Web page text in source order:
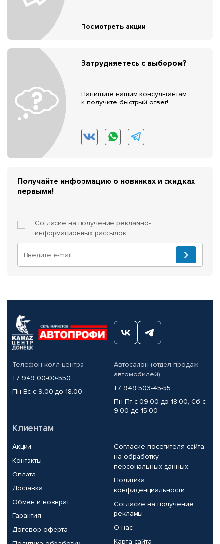
Посмотреть акции
Затрудняетесь с выбором?
Напишите нашим консультантам
и получите быстрый ответ!
Получайте информацию о новинках и скидках
первыми!
Согласие на получение рекламно-
информационных рассылок
Телефон колл-центра
+7 949 00-00-550
Пн-Вс с 9.00 до 18.00
Автосалон (отдел продаж
автомобилей)
+7 949 503-45-55
Пн-Пт с 09.00 до 18.00, Сб с
9.00 до 15.00
Клиентам
Акции
Контакты
Оплата
Доставка
Обмен и возврат
Гарантия
Договор-оферта
Согласие посетителя сайта
на обработку
персональных данных
Политика
конфиденциальности
Согласие на получение
рекламы
О нас
Карта сайта